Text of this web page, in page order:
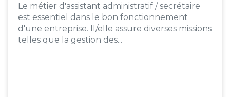
Le métier d'assistant administratif / secrétaire
est essentiel dans le bon fonctionnement
d'une entreprise. Il/elle assure diverses missions
telles que la gestion des...